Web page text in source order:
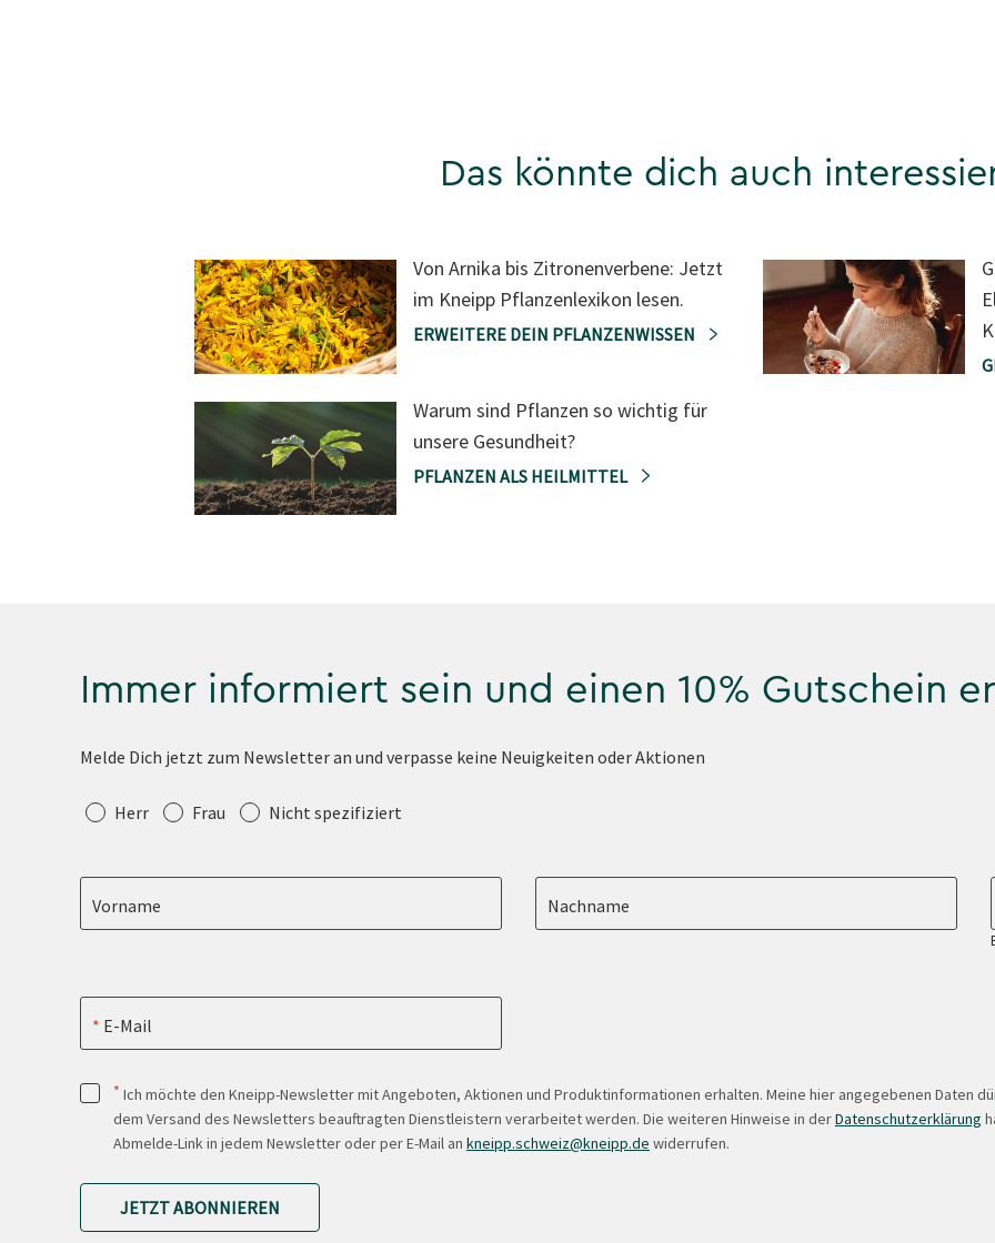
Das könnte dich auch
Von Arnika bis Zitronenverbene: Jetzt
im Kneipp Pflanzenlexikon lesen.
ERWEITERE DEIN PFLANZENWISSEN
Warum sind Pflanzen so wichtig für
unsere Gesundheit?
PFLANZEN ALS HEILMITTEL
Immer informiert sein und einen 10% Gutschein
Melde Dich jetzt zum Newsletter an und verpasse keine Neuigkeiten oder Aktionen
Anrede
Herr Frau Nicht spezifiziert
Vorname Nachname
E-Mail
* Ich möchte den Kneipp-Newsletter mit Angeboten, Aktionen und Produktinformationen erhalten. Meine hier angegebenen Daten
dem Versand des Newsletters beauftragten Dienstleistern verarbeitet werden. Die weiteren Hinweise in derDatenschutzerklärung
Abmelde-Link in jedem Newsletter oder per E-Mail an kneipp.schweiz@kneipp.de widerrufen.
JETZT ABONNIEREN